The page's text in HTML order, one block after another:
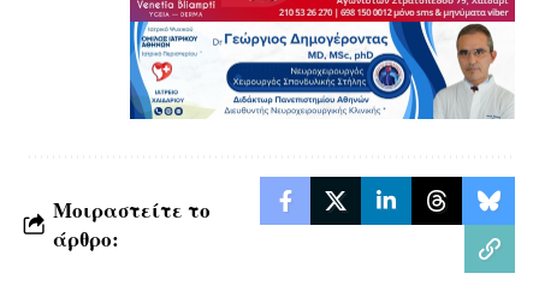
Μοιραστείτε το
άρθρο: